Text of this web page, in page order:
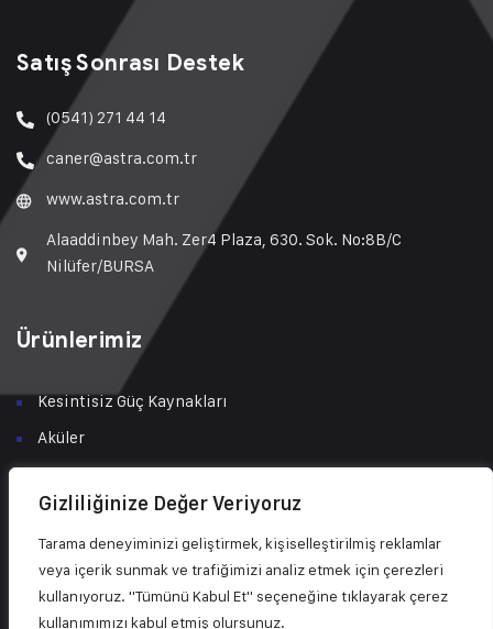
Gizliliğinize Değer Veriyoruz
Tarama deneyiminizi geliştirmek, kişiselleştirilmiş reklamlar
veya içerik sunmak ve trafiğimizi analiz etmek için çerezleri
kullanıyoruz. "Tümünü Kabul Et" seçeneğine tıklayarak çerez
kullanımımızı kabul etmiş olursunuz.
Satış Sonrası Destek
(0541) 271 44 14
caner@astra.com.tr
www.astra.com.tr
Alaaddinbey Mah. Zer4 Plaza, 630. Sok. No:8B/C
Nilüfer/BURSA
Ürünlerimiz
Kesintisiz Güç Kaynakları
Aküler
Tüketici Çözümleri
Şarj İstasyonları
Solar Enerji Çözümleri
Bakım & Servis